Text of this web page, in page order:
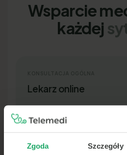
Zgoda Szczegóły
Wsparcie
każdej
Lekarz online